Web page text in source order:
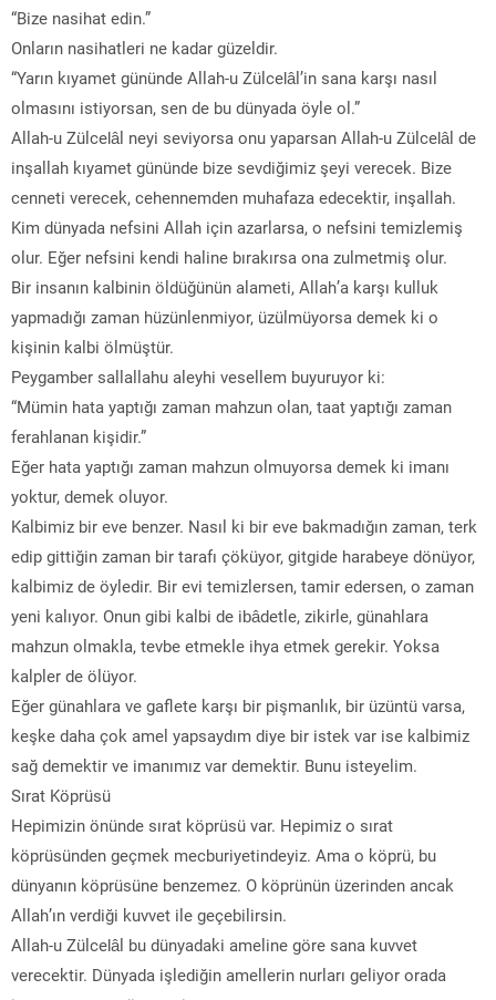
“Bize nasihat edin.”
Onların nasihatleri ne kadar güzeldir.
“Yarın kıyamet gününde Allah-u Zülcelâl’in sana karşı nasıl
olmasını istiyorsan, sen de bu dünyada öyle ol.”
Allah-u Zülcelâl neyi seviyorsa onu yaparsan Allah-u Zülcelâl de
inşallah kıyamet gününde bize sevdiğimiz şeyi verecek. Bize
cenneti verecek, cehennemden muhafaza edecektir, inşallah.
Kim dünyada nefsini Allah için azarlarsa, o nefsini temizlemiş
olur. Eğer nefsini kendi haline bırakırsa ona zulmetmiş olur.
Bir insanın kalbinin öldüğünün alameti, Allah’a karşı kulluk
yapmadığı zaman hüzünlenmiyor, üzülmüyorsa demek ki o
kişinin kalbi ölmüştür.
Peygamber sallallahu aleyhi vesellem buyuruyor ki:
“Mümin hata yaptığı zaman mahzun olan, taat yaptığı zaman
ferahlanan kişidir.”
Eğer hata yaptığı zaman mahzun olmuyorsa demek ki imanı
yoktur, demek oluyor.
Kalbimiz bir eve benzer. Nasıl ki bir eve bakmadığın zaman, terk
edip gittiğin zaman bir tarafı çöküyor, gitgide harabeye dönüyor,
kalbimiz de öyledir. Bir evi temizlersen, tamir edersen, o zaman
yeni kalıyor. Onun gibi kalbi de ibâdetle, zikirle, günahlara
mahzun olmakla, tevbe etmekle ihya etmek gerekir. Yoksa
kalpler de ölüyor.
Eğer günahlara ve gaflete karşı bir pişmanlık, bir üzüntü varsa,
keşke daha çok amel yapsaydım diye bir istek var ise kalbimiz
sağ demektir ve imanımız var demektir. Bunu isteyelim.
Sırat Köprüsü
Hepimizin önünde sırat köprüsü var. Hepimiz o sırat
köprüsünden geçmek mecburiyetindeyiz. Ama o köprü, bu
dünyanın köprüsüne benzemez. O köprünün üzerinden ancak
Allah’ın verdiği kuvvet ile geçebilirsin.
Allah-u Zülcelâl bu dünyadaki ameline göre sana kuvvet
verecektir. Dünyada işlediğin amellerin nurları geliyor orada